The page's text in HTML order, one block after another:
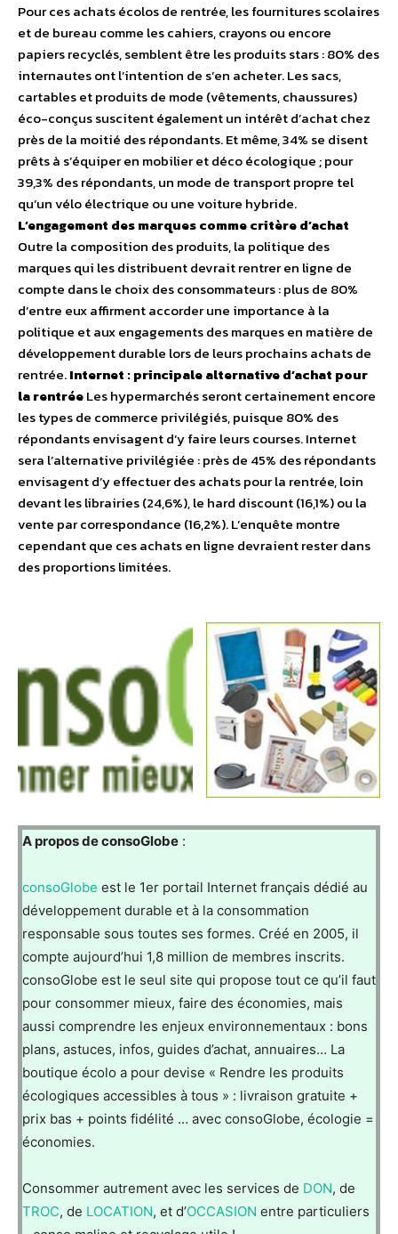
Pour ces achats écolos de rentrée, les fournitures scolaires
et de bureau comme les cahiers, crayons ou encore
papiers recyclés, semblent être les produits stars : 80% des
internautes ont l’intention de s’en acheter. Les sacs,
cartables et produits de mode (vêtements, chaussures)
éco-conçus suscitent également un intérêt d’achat chez
près de la moitié des répondants. Et même, 34% se disent
prêts à s’équiper en mobilier et déco écologique ; pour
39,3% des répondants, un mode de transport propre tel
qu’un vélo électrique ou une voiture hybride.
L’engagement des marques comme critère d’achat
Outre la composition des produits, la politique des
marques qui les distribuent devrait rentrer en ligne de
compte dans le choix des consommateurs : plus de 80%
d’entre eux affirment accorder une importance à la
politique et aux engagements des marques en matière de
développement durable lors de leurs prochains achats de
rentrée.Internet : principale alternative d’achat pour
la rentréeLes hypermarchés seront certainement encore
les types de commerce privilégiés, puisque 80% des
répondants envisagent d’y faire leurs courses. Internet
sera l’alternative privilégiée : près de 45% des répondants
envisagent d’y effectuer des achats pour la rentrée, loin
devant les librairies (24,6%), le hard discount (16,1%) ou la
vente par correspondance (16,2%). L’enquête montre
cependant que ces achats en ligne devraient rester dans
des proportions limitées.
A propos de consoGlobe :
consoGlobe est le 1er portail Internet français dédié au
développement durable et à la consommation
responsable sous toutes ses formes. Créé en 2005, il
compte aujourd’hui 1,8 million de membres inscrits.
consoGlobe est le seul site qui propose tout ce qu’il faut
pour consommer mieux, faire des économies, mais
aussi comprendre les enjeux environnementaux : bons
plans, astuces, infos, guides d’achat, annuaires… La
boutique écolo a pour devise « Rendre les produits
écologiques accessibles à tous » : livraison gratuite +
prix bas + points fidélité … avec consoGlobe, écologie =
économies.
Consommer autrement avec les services de DON, de
TROC, de LOCATION, et d’OCCASION entre particuliers